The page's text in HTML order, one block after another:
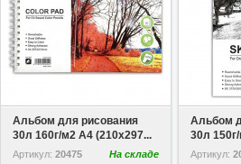
Альбом для рисования
30л 160г/м2 A4 (210x297...
Артикул: 20475
На складе
В
Альбом
30л
Артикул: